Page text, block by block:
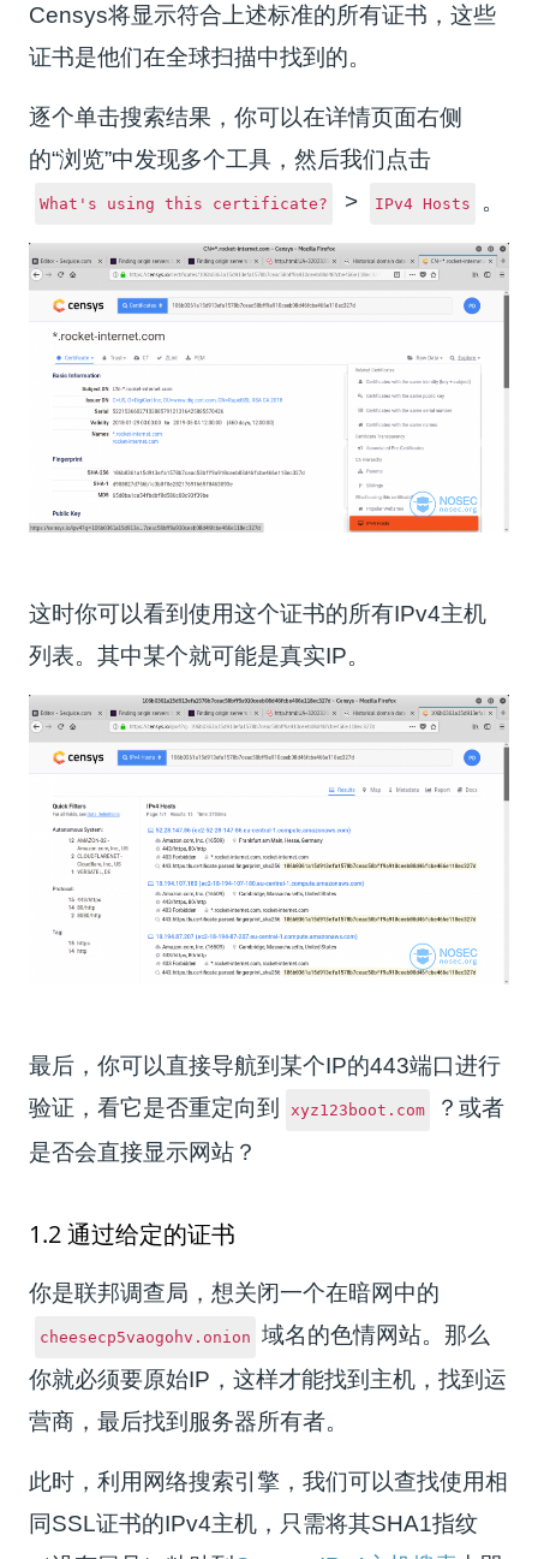
Censys将显示符合上述标准的所有证书，这些
证书是他们在全球扫描中找到的。
逐个单击搜索结果，你可以在详情页面右侧
的“浏览”中发现多个工具，然后我们点击
What's using this certificate? > IPv4 Hosts 。
这时你可以看到使用这个证书的所有IPv4主机
列表。其中某个就可能是真实IP。
最后，你可以直接导航到某个IP的443端口进行
验证，看它是否重定向到
xyz123boot.com
？或者
是否会直接显示网站？
1.2 通过给定的证书
你是联邦调查局，想关闭一个在暗网中的
cheesecp5vaogohv.onion
域名的色情网站。那么
你就必须要原始IP，这样才能找到主机，找到运
营商，最后找到服务器所有者。
此时，利用网络搜索引擎，我们可以查找使用相
同SSL证书的IPv4主机，只需将其SHA1指纹